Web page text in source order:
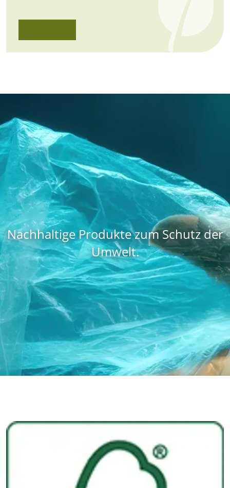
Nachhaltige Produkte zum Schutz der
Umwelt.